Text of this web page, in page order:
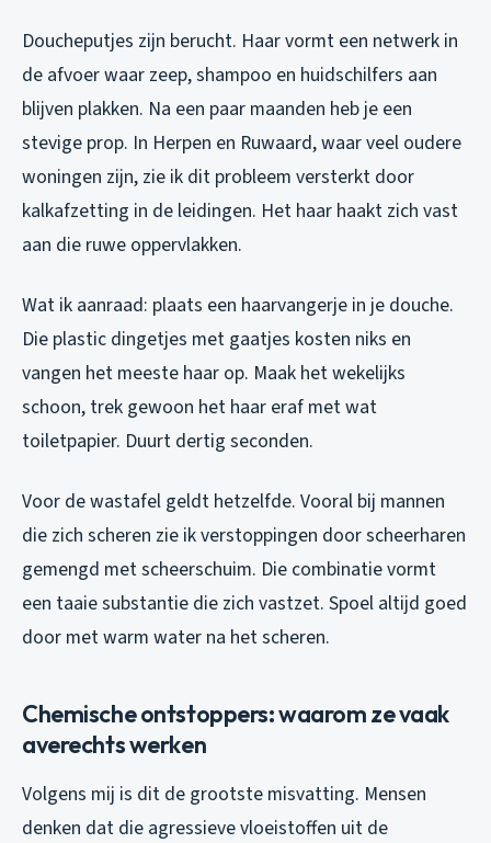
Doucheputjes zijn berucht. Haar vormt een netwerk in
de afvoer waar zeep, shampoo en huidschilfers aan
blijven plakken. Na een paar maanden heb je een
stevige prop. In Herpen en Ruwaard, waar veel oudere
woningen zijn, zie ik dit probleem versterkt door
kalkafzetting in de leidingen. Het haar haakt zich vast
aan die ruwe oppervlakken.
Wat ik aanraad: plaats een haarvangerje in je douche.
Die plastic dingetjes met gaatjes kosten niks en
vangen het meeste haar op. Maak het wekelijks
schoon, trek gewoon het haar eraf met wat
toiletpapier. Duurt dertig seconden.
Voor de wastafel geldt hetzelfde. Vooral bij mannen
die zich scheren zie ik verstoppingen door scheerharen
gemengd met scheerschuim. Die combinatie vormt
een taaie substantie die zich vastzet. Spoel altijd goed
door met warm water na het scheren.
Chemische ontstoppers: waarom ze vaak
averechts werken
Volgens mij is dit de grootste misvatting. Mensen
denken dat die agressieve vloeistoffen uit de